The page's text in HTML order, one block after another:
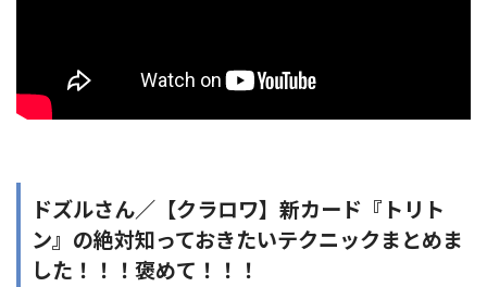
ドズルさん／【クラロワ】新カード『トリト
ン』の絶対知っておきたいテクニックまとめま
した！！！褒めて！！！